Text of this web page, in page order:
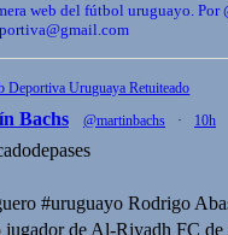
web del fútbol uruguayo. Por
Deportiva Uruguaya Retuiteado
Bachs @martinbachs · 10h
#uruguayo Rodrigo
jugador de Al-Riyadh FC de